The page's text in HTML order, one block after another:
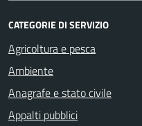
CATEGORIE DI SERVIZIO
Agricoltura e pesca
Ambiente
Anagrafe e stato civile
Appalti pubblici